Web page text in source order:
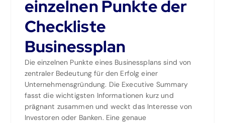
einzelnen Punkte der
Checkliste
Businessplan
Die einzelnen Punkte eines Businessplans sind von
zentraler Bedeutung für den Erfolg einer
Unternehmensgründung. Die Executive Summary
fasst die wichtigsten Informationen kurz und
prägnant zusammen und weckt das Interesse von
Investoren oder Banken. Eine genaue